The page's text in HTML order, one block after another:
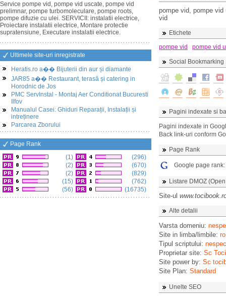
Service pompe vid, pompe vid uscate, pompe vid
prelimnar, pompe turbomoleculare, pompe roots,
pompe difuzie cu ulei. SERVICII: instalatii electrice,
Proiectare instalatii electrice, Montare protectie
supratensiune, Executare instalatii electrice.
Ultimele site-uri inregistrate
Heratis.ro a�� Bijuterii din aur și diamante
JAR85 a�� Restaurant, terasă și catering in
Horodnic de Jos
PMC ServInstal - Montaj Aer Conditionat Bucuresti
Ilfov
Manualul Casei: Ghiduri Reparații, Instalații și
intreținere
Parcarea Zborului
Page Rank
(1)
(2)
(2)
(15)
(56)
(296)
(670)
(829)
(762)
(16735)
pompe vid, pompe
vid
Etichete
pompe vid
pompe vid
Social Bookmarking
Pagini indexate si
Pagini indexate in
Back link-uri conform
Page Rank
Google page rank:
Listare DMOZ
Site-ul
Alte detalii
Varsta domeniu:
Site in limba/limbile: ro
Tipul scriptului:
Proprietar site: Sc
Site power by: Sc
Site Plan: Standard
Unelte SEO